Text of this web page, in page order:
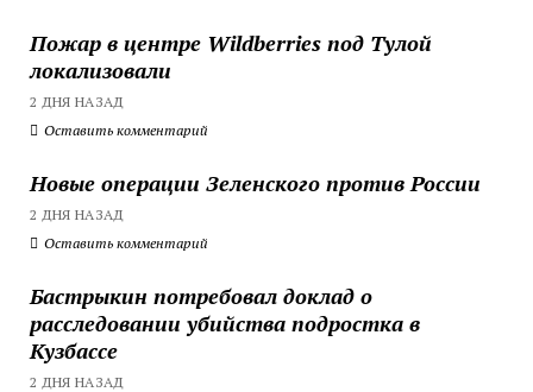
Пожар в центре Wildberries под Тулой
локализовали
2 ДНЯ НАЗАД
Оставить комментарий
Новые операции Зеленского против России
2 ДНЯ НАЗАД
Оставить комментарий
Бастрыкин потребовал доклад о
расследовании убийства подростка в
Кузбассе
2 ДНЯ НАЗАД